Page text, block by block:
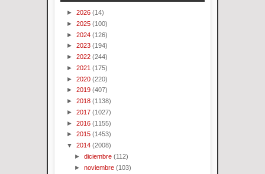
► 2026 (14)
► 2025 (100)
► 2024 (126)
► 2023 (194)
► 2022 (244)
► 2021 (175)
► 2020 (220)
► 2019 (407)
► 2018 (1138)
► 2017 (1027)
► 2016 (1155)
► 2015 (1453)
▼ 2014 (2008)
►diciembre (112)
►noviembre (103)